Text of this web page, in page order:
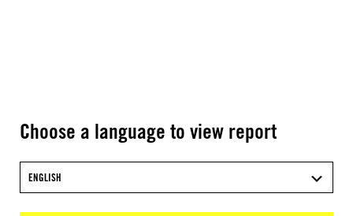
Choose a language to view report
ENGLISH